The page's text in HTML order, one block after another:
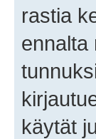
rastia
ennalta
käytät